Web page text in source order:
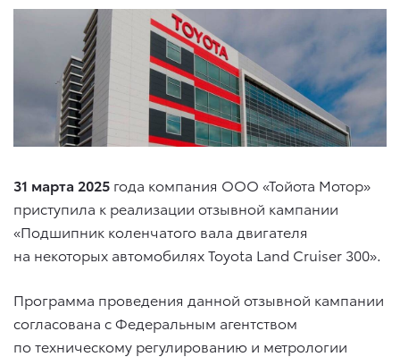
31 марта 2025 года компания ООО «Тойота Мотор»
приступила к реализации отзывной кампании
«Подшипник коленчатого вала двигателя
на некоторых автомобиляхToyota Land Cruiser 300».
Программа проведения данной отзывной кампании
согласована с Федеральным агентством
по техническому регулированию и метрологии